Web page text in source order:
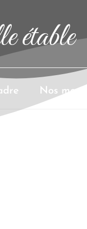
étable
Nos menus